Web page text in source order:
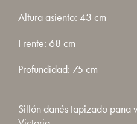
Altura asiento: 43 cm
Frente: 68 cm
Profundidad: 75 cm
Sillón danés tapizado pana